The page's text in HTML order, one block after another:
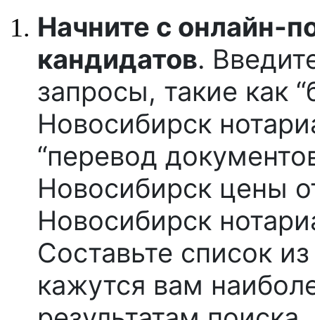
Начните с онлайн-
кандидатов.
запросы, такие как
Новосибирск
“перевод
Новосибирск цены
Новосибирск
Составьте список
кажутся вам